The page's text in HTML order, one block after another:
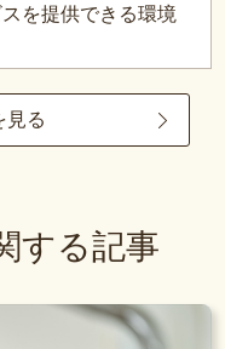
を提供できる環境
見る
する記事